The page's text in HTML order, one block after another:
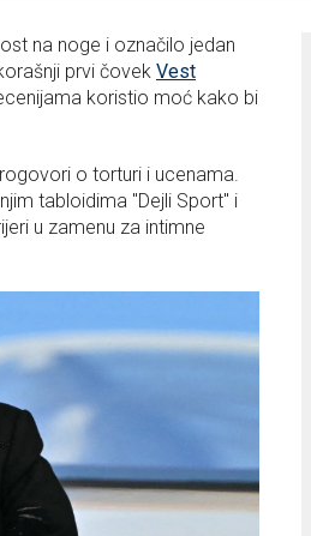
na noge i označilo jedan
prvi čovek Vest
koristio moć kako bi
o torturi i ucenama.
tabloidima "Dejli Sport" i
u zamenu za intimne